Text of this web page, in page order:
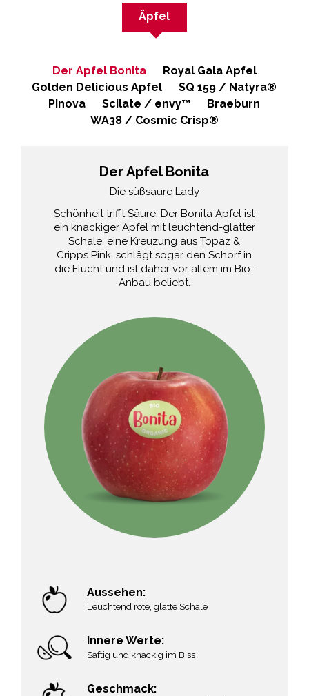
Der Apfel Bonita
Die süßsaure Lady
Schönheit trifft Säure: Der Bonita Apfel ist
ein knackiger Apfel mit leuchtend-glatter
Schale, eine Kreuzung aus Topaz &
Cripps Pink, schlägt sogar den Schorf in
die Flucht und ist daher vor allem im Bio-
Anbau beliebt.
Aussehen:
Leuchtend rote, glatte Schale
Innere Werte:
Saftig und knackig im Biss
Geschmack:
Der Apfel Bonita
Royal Gala Apfel
Golden Delicious Apfel
SQ 159 / Natyra®
Pinova
Scilate / envy™
Braeburn
WA38 / Cosmic Crisp®
Äpfel